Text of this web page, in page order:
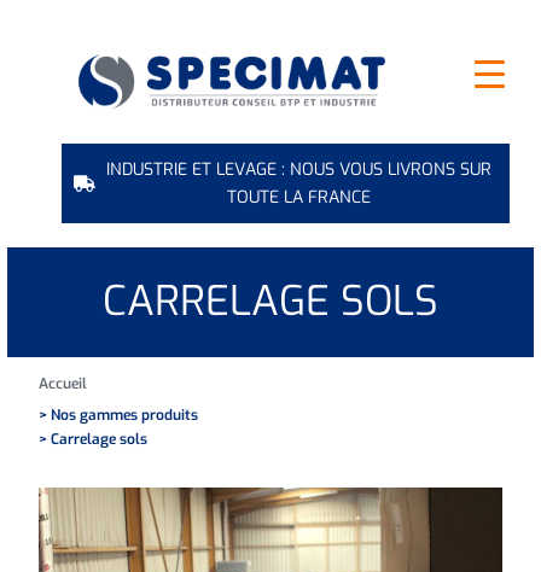
INDUSTRIE ET LEVAGE : NOUS VOUS LIVRONS SUR
TOUTE LA FRANCE
CARRELAGE SOLS
Accueil
> Nos gammes produits
> Carrelage sols